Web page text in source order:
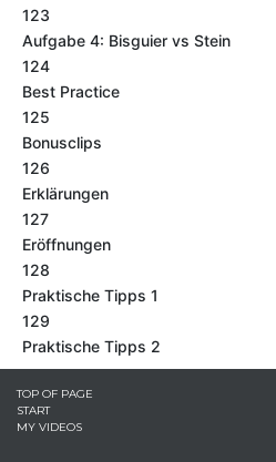
123
Aufgabe 4: Bisguier vs Stein
124
Best Practice
125
Bonusclips
126
Erklärungen
127
Eröffnungen
128
Praktische Tipps 1
129
Praktische Tipps 2
TOP OF PAGE
START
MY VIDEOS